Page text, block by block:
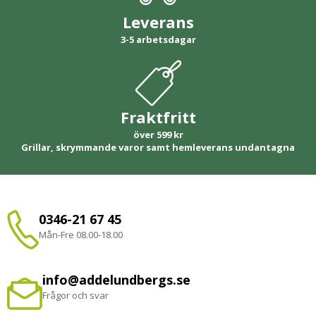
Leverans
3-5 arbetsdagar
Fraktfritt
över 599 kr
Grillar, skrymmande varor samt hemleverans undantagna
0346-21 67 45
Mån-Fre 08.00-18.00
info@addelundbergs.se
Frågor och svar